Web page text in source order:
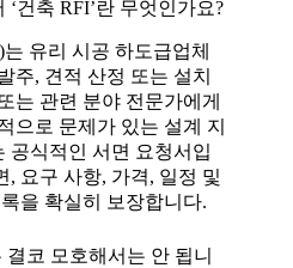
건축 RFI’란 무엇인가요?
유리 시공 하도급업체
주, 견적 산정 또는 설치
는 관련 분야 전문가에게
으로 문제가 있는 설계 지
공식적인 서면 요청서입
, 요구 사항, 가격, 일정 및
을 확실히 보장합니다.
코 모호해서는 안 됩니